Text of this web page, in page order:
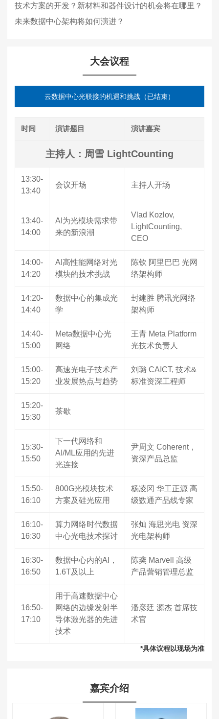
技术方案的开发？新材料和器件设计的机会将在哪里？
未来数据中心架构将如何演进？
大会议程
云数据中心光联接的机遇和挑战（已结束）
时间 演讲题目 演讲嘉宾
主持人：周雪 LightCounting
13:30-
13:40
会议开场 主持人开场
13:40-
14:00
AI为光模块需求带
来的新浪潮
Vlad Kozlov,
LightCounting,
CEO
14:00-
14:20
AI高性能网络对光
模块的技术挑战
陈钦 阿里巴巴 光网
络架构师
14:20-
14:40
数据中心的集成光
学
封建胜 腾讯光网络
架构师
14:40-
15:00
Meta数据中心光
网络
王青 Meta Platform
光技术负责人
15:00-
15:20
高速光电子技术产
业发展热点与趋势
刘璐 CAICT, 技术&
标准资深工程师
15:20-
15:30
茶歇
15:30-
15:50
下一代网络和
AI/ML应用的先进
光连接
尹周文 Coherent，
资深产品总监
15:50-
16:10
800G光模块技术
方案及硅光应用
杨凌冈 华工正源 高
级数通产品线专家
16:10-
16:30
算力网络时代数据
中心光电技术探讨
张灿 海思光电 资深
光电架构师
16:30-
16:50
数据中心内的AI，
1.6T及以上
陈䶮 Marvell 高级
产品营销管理总监
16:50-
17:10
用于高速数据中心
网络的边缘发射半
导体激光器的先进
技术
潘彦廷 源杰 首席技
术官
*具体议程以现场为准
嘉宾介绍